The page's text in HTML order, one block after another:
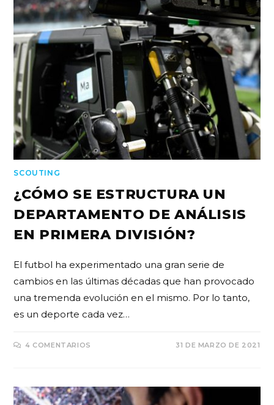
SCOUTING
¿CÓMO SE ESTRUCTURA UN
DEPARTAMENTO DE ANÁLISIS
EN PRIMERA DIVISIÓN?
El futbol ha experimentado una gran serie de
cambios en las últimas décadas que han provocado
una tremenda evolución en el mismo. Por lo tanto,
es un deporte cada vez…
4 COMENTARIOS 31 DE MARZO DE 2021